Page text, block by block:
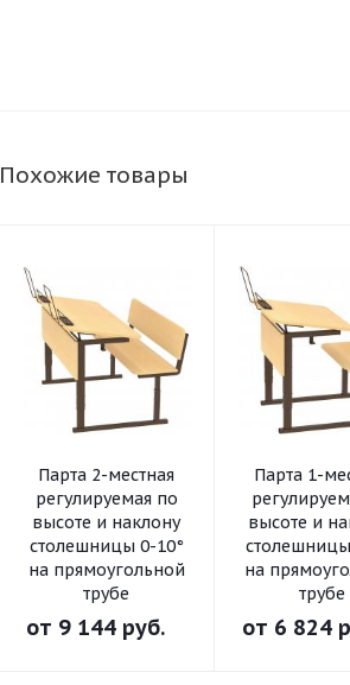
Похожие товары
Парта 2-местная
регулируемая по
высоте и наклону
столешницы 0-10°
на прямоугольной
трубе
от 9 144 руб.
Парта 1-
высоте и
на
трубе
от 6 824